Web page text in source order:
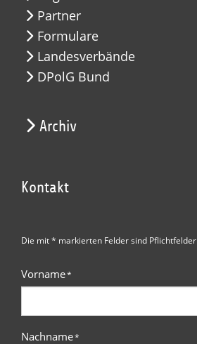
Partner
Formulare
Landesverbände
DPolG Bund
Archiv
Kontakt
Die mit * markierten Felder sind Pflichtfelder
Vorname*
Nachname*